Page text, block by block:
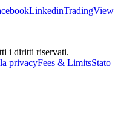
LinkedinTradingView
i diritti riservati.
privacyFees & LimitsStato